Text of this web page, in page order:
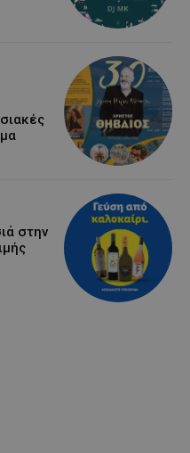
στην